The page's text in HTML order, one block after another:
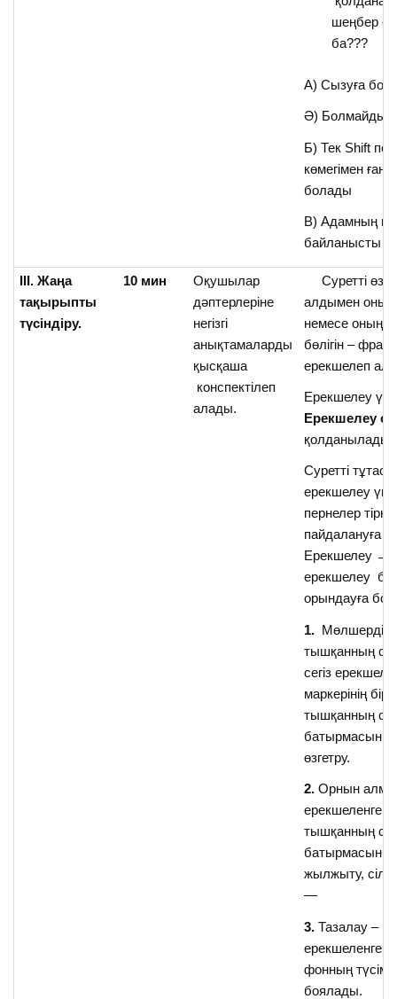
шеңбер
ба???
А) Сызуға
Ә) Болмайды
Б) Тек Shift
көмегімен
болады
В) Адамның
байланысты
III. Жаңа
тақырыпты
түсіндіру.
10 мин
Оқушылар
дәптерлеріне
негізгі
анықтамаларды
қысқаша
конспектілеп
алады.
Суретті
алдымен оны
немесе оның
бөлігін –
ерекшелеп
Ерекшелеу
Ерекшелеу
қолданылады.
Суретті
ерекшелеу
пернелер
пайдалануға
Ерекшелеу →
ерекшелеу
орындауға
1. Мөлшерді
тышқанның
сегіз
маркерінің
тышқанның
батырмасын
өзгетру.
2. Орнын
ерекшеленген
тышқанның
батырмасын
жылжыту,
—
3. Тазалау –
ерекшеленген
фонның
боялады.